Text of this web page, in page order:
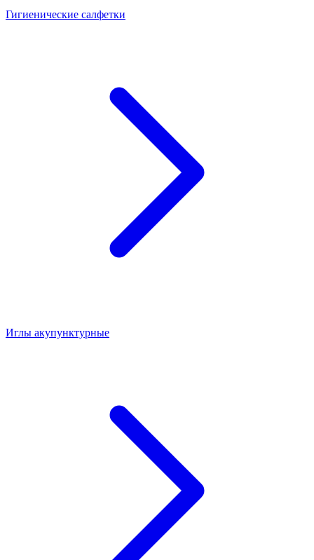
Гигиенические салфетки
Иглы акупунктурные